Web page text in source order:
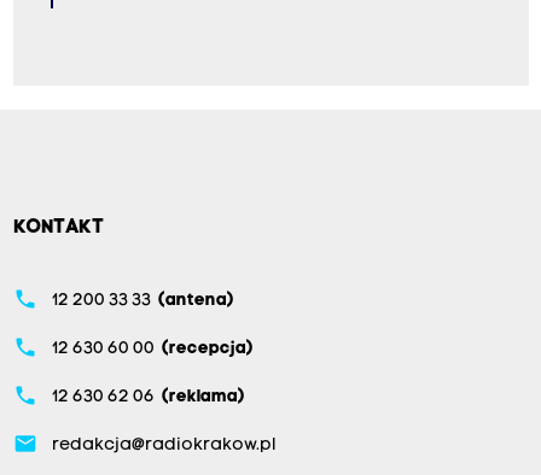
KONTAKT
phone 12 200 33 33 (antena)
phone 12 630 60 00 (recepcja)
phone 12 630 62 06 (reklama)
email redakcja@radiokrakow.pl